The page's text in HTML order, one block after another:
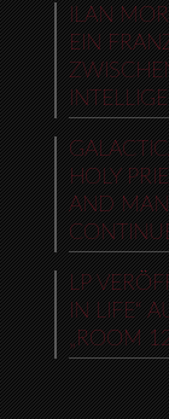
ILAN
EIN
HOLY
AND
LP
IN LIFE“
„ROOM